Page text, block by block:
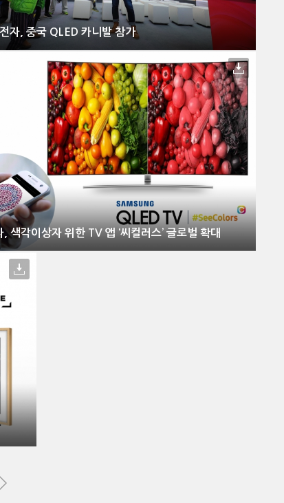
자, 중국 QLED 카니발 참가
, 색각이상자 위한 TV 앱 ‘씨컬러스’ 글로벌 확대